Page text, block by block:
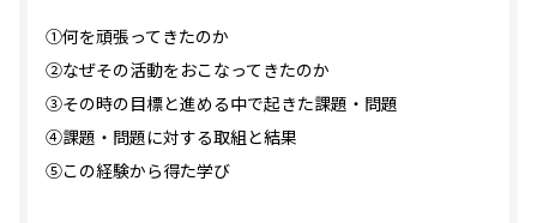
①何を頑張ってきたのか
②なぜその活動をおこなってきたのか
③その時の目標と進める中で起きた課題・問題
④課題・問題に対する取組と結果
⑤この経験から得た学び